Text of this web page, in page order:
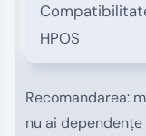
HPOS
Recomandarea:
nu ai